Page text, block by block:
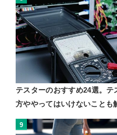
テスターのおすすめ24選。テ
方ややってはいけないことも
9